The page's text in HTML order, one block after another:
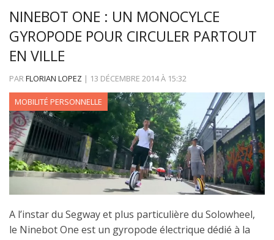
NINEBOT ONE : UN MONOCYLCE
GYROPODE POUR CIRCULER PARTOUT
EN VILLE
PAR FLORIAN LOPEZ | 13 DÉCEMBRE 2014À 15:32
MOBILITÉ PERSONNELLE
A l’instar du Segway et plus particulière du Solowheel,
le Ninebot One est un gyropode électrique dédié à la